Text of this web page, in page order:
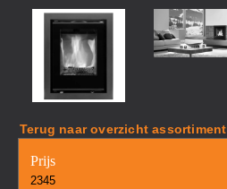
Terug naar overzicht assortiment
Prijs
2345